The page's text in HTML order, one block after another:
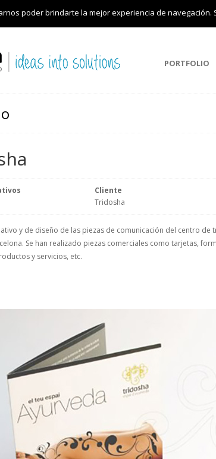
PORTFOLIO
Cliente
Tridosha
y de diseño de las piezas de comunicación del centro de
Se han realizado piezas comerciales como tarjetas,
y servicios, etc.
poder brindarte la mejor experiencia de